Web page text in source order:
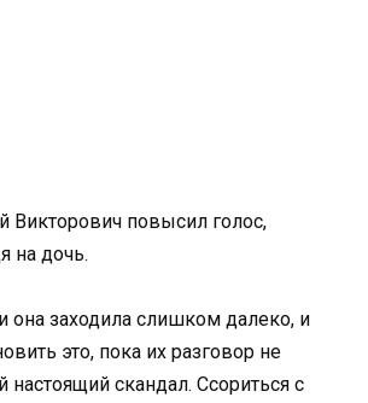
Викторович повысил голос,
на дочь.
она заходила слишком далеко, и
это, пока их разговор не
скандал. Ссориться с